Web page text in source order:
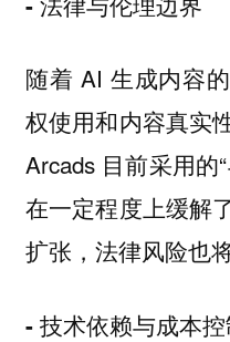
随着 AI 生成内容
权使用和内容真实
Arcads 目前采用的
在一定程度上缓解
扩张，法律风险也将
- 技术依赖与成本